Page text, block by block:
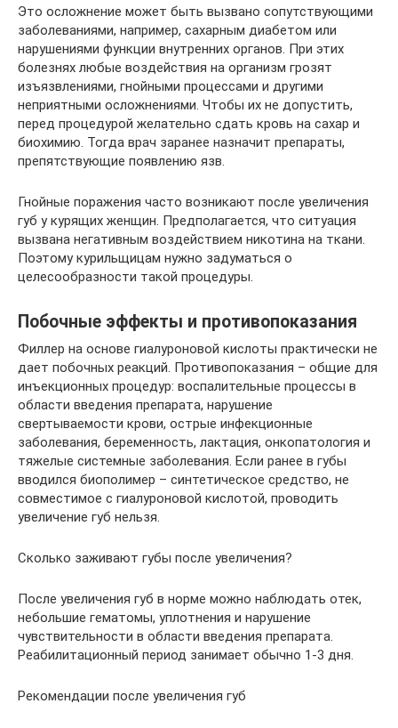
Это осложнение может быть вызвано сопутствующими
заболеваниями, например, сахарным диабетом или
нарушениями функции внутренних органов. При этих
болезнях любые воздействия на организм грозят
изъязвлениями, гнойными процессами и другими
неприятными осложнениями. Чтобы их не допустить,
перед процедурой желательно сдать кровь на сахар и
биохимию. Тогда врач заранее назначит препараты,
препятствующие появлению язв.
Гнойные поражения часто возникают после увеличения
губ у курящих женщин. Предполагается, что ситуация
вызвана негативным воздействием никотина на ткани.
Поэтому курильщицам нужно задуматься о
целесообразности такой процедуры.
Побочные эффекты и противопоказания
Филлер на основе гиалуроновой кислоты практически не
дает побочных реакций. Противопоказания – общие для
инъекционных процедур: воспалительные процессы в
области введения препарата, нарушение
свертываемости крови, острые инфекционные
заболевания, беременность, лактация, онкопатология и
тяжелые системные заболевания. Если ранее в губы
вводился биополимер – синтетическое средство, не
совместимое с гиалуроновой кислотой, проводить
увеличение губ нельзя.
Сколько заживают губы после увеличения?
После увеличения губ в норме можно наблюдать отек,
небольшие гематомы, уплотнения и нарушение
чувствительности в области введения препарата.
Реабилитационный период занимает обычно 1-3 дня.
Рекомендации после увеличения губ